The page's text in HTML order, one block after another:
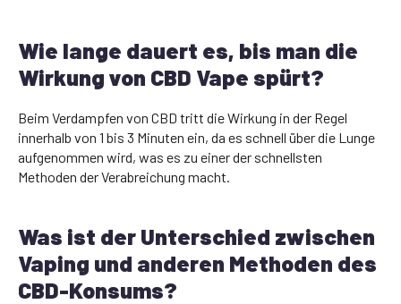
Wie lange dauert es, bis man die
Wirkung von CBD Vape spürt?
Beim Verdampfen von CBD tritt die Wirkung in der Regel
innerhalb von 1 bis 3 Minuten ein, da es schnell über die Lunge
aufgenommen wird, was es zu einer der schnellsten
Methoden der Verabreichung macht.
Was ist der Unterschied zwischen
Vaping und anderen Methoden des
CBD-Konsums?